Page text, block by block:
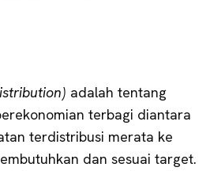
adalah tentang
terbagi diantara
terdistribusi merata ke
dan sesuai target.